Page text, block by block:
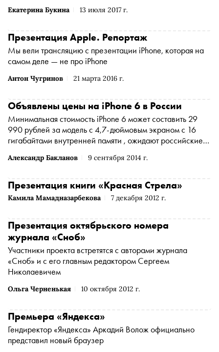
Екатерина Букина 13 июля 2017 г.
Антон Чугринов 21 марта 2016 г.
Презентация Apple. Репортаж
Мы вели трансляцию с презентации iPhone, которая на
самом деле — не про iPhone
Александр Бакланов 9 сентября 2014 г.
Объявлены цены на iPhone 6 в России
Минимальная стоимость iPhone 6 может составить 29
990 рублей за модель с 4,7-дюймовым экраном с 16
гигабайтами внутренней памяти , ожидают российские
Камила Мамадназарбекова 7 декабря 2012 г.
Презентация книги «Красная Стрела»
Ольга Черненькая 10 октября 2012 г.
Презентация октябрьского номера
журнала «Сноб»
Участники проекта встретятся с авторами журнала
«Сноб» и с его главным редактором Сергеем
Николаевичем
Премьера «Яндекса»
Гендиректор «Яндекса» Аркадий Волож официально
представил новый браузер